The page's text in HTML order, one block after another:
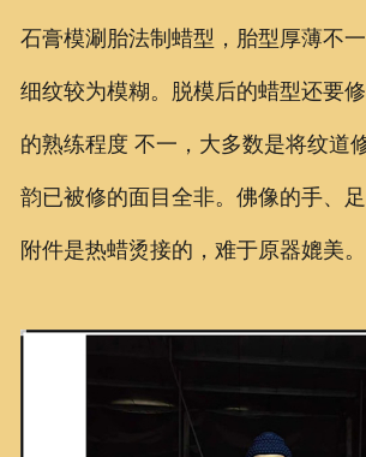
石膏模涮胎法制蜡型，胎型厚薄不
细纹较为模糊。脱模后的蜡型还要
的熟练程度 不一，大多数是将纹道
韵已被修的面目全非。 佛像的手、
附件是热蜡烫接的，难于原器媲美。